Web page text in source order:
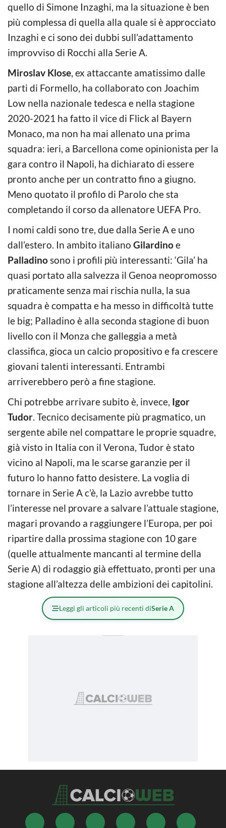
quello di Simone Inzaghi, ma la situazione è ben
più complessa di quella alla quale si è approcciato
Inzaghi e ci sono dei dubbi sull’adattamento
improvviso di Rocchi alla Serie A.
Miroslav Klose, ex attaccante amatissimo dalle
parti di Formello, ha collaborato con Joachim
Low nella nazionale tedesca e nella stagione
2020-2021 ha fatto il vice di Flick al Bayern
Monaco, ma non ha mai allenato una prima
squadra: ieri, a Barcellona come opinionista per la
gara contro il Napoli, ha dichiarato di essere
pronto anche per un contratto fino a giugno.
Meno quotato il profilo di Parolo che sta
completando il corso da allenatore UEFA Pro.
I nomi caldi sono tre, due dalla Serie A e uno
dall’estero. In ambito italiano Gilardinoe
Palladinosono i profili più interessanti: ‘Gila’ ha
quasi portato alla salvezza il Genoa neopromosso
praticamente senza mai rischia nulla, la sua
squadra è compatta e ha messo in difficoltà tutte
le big; Palladino è alla seconda stagione di buon
livello con il Monza che galleggia a metà
classifica, gioca un calcio propositivo e fa crescere
giovani talenti interessanti. Entrambi
arriverebbero però a fine stagione.
Chi potrebbe arrivare subito è, invece, Igor
Tudor. Tecnico decisamente più pragmatico, un
sergente abile nel compattare le proprie squadre,
già visto in Italia con il Verona, Tudor è stato
vicino al Napoli, ma le scarse garanzie per il
futuro lo hanno fatto desistere. La voglia di
tornare in Serie A c’è, la Lazio avrebbe tutto
l’interesse nel provare a salvare l’attuale stagione,
magari provando a raggiungere l’Europa, per poi
ripartire dalla prossima stagione con 10 gare
(quelle attualmente mancanti al termine della
Serie A) di rodaggio già effettuato, pronti per una
stagione all’altezza delle ambizioni dei capitolini.
Leggi gli articoli più recenti diSerie A